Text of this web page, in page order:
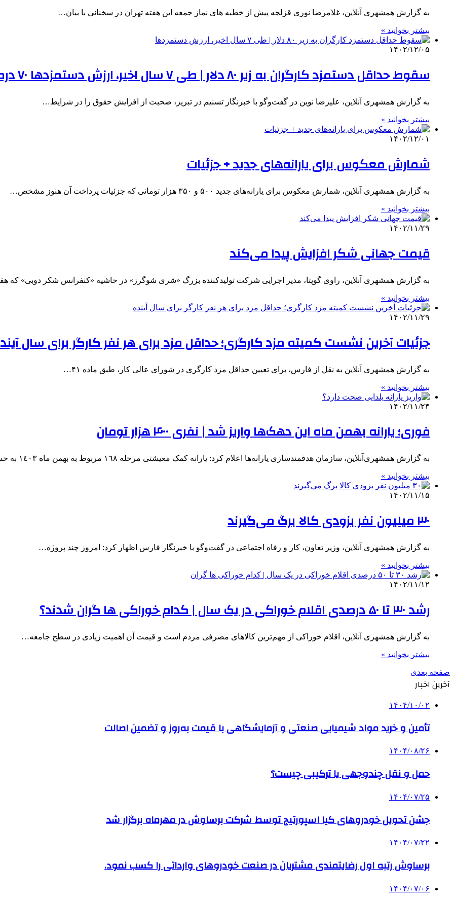
به گزارش همشهری آنلاین،‌ غلامرضا نوری قزلجه پیش از خطبه های نماز جمعه این هفته تهران در سخنانی با بیان…
بیشتر بخوانید »
۱۴۰۲/۱۲/۰۵
سقوط حداقل دستمزد کارگران به زیر ۸۰ دلار | طی ۷ سال اخیر، ارزش دستمزدها ۷۰ درصد کمتر شده است
به گزارش همشهری آنلاین، علیرضا نوین در گفت‌وگو با خبرنگار تسنیم در تبریز، صحبت از افزایش حقوق را در شرایط…
بیشتر بخوانید »
۱۴۰۲/۱۲/۰۱
شمارش معکوس برای یارانه‌های جدید + جزئیات
به گزارش همشهری آنلاین، شمارش معکوس برای یارانه‌های جدید ۵۰۰ و ۳۵۰ هزار تومانی که جزئیات پرداخت آن هنوز مشخص…
بیشتر بخوانید »
۱۴۰۲/۱۱/۲۹
قیمت جهانی شکر افزایش پیدا می‌کند
به گزارش همشهری آنلاین، راوی گوپتا، مدیر اجرایی شرکت تولیدکننده بزرگ «شری شوگرز» در حاشیه «کنفرانس شکر دوبی» که
بیشتر بخوانید »
۱۴۰۲/۱۱/۲۹
جزئیات آخرین نشست کمیته مزد کارگری؛ حداقل مزد برای هر نفر کارگر برای سال
به گزارش همشهری آنلاین به نقل از فارس، برای تعیین حداقل مزد کارگری در شورای عالی کار، ‌طبق ماده ۴۱…
بیشتر بخوانید »
۱۴۰۲/۱۱/۲۴
فوری؛ یارانه بهمن ماه این دهک‌ها واریز شد | نفری ۴۰۰ هزار تومان
به گزارش همشهری‌آنلاین، سازمان هدفمندسازی یارانه‌ها اعلام کرد: یارانه کمک معیشتی مرحله ١٦٨ مربوط به بهمن ماه ١٤٠٣ به حساب…
بیشتر بخوانید »
۱۴۰۲/۱۱/۱۵
۳۰ میلیون نفر بزودی کالا برگ می‌گیرند
به گزارش همشهری آنلاین، وزیر تعاون، کار و رفاه اجتماعی در گفت‌وگو با خبرنگار فارس اظهار کرد: امروز چند پروژه…
بیشتر بخوانید »
۱۴۰۲/۱۱/۱۲
رشد ۳۰ تا ۵۰ درصدی اقلام خوراکی در یک سال | کدام خوراکی‌ ها گران شدند؟
به گزارش همشهری آنلاین، اقلام خوراکی از مهم‌ترین کالاهای مصرفی مردم است و قیمت آن اهمیت زیادی در سطح جامعه…
بیشتر بخوانید »
صفحه بعدی
آخرین اخبار
۱۴۰۴/۱۰/۰۲
تأمین و خرید مواد شیمیایی صنعتی و آزمایشگاهی با قیمت به‌روز و تضمین اصالت
۱۴۰۴/۰۸/۲۶
حمل و نقل چندوجهی یا ترکیبی چیست؟
۱۴۰۴/۰۷/۲۵
جشن تحویل خودروهای کیا اسپورتیج توسط شرکت برساوش در مهرماه برگزار شد
۱۴۰۴/۰۷/۲۲
برساوش رتبه اول رضایتمندی مشتریان در صنعت خودروهای وارداتی را کسب نمود.
۱۴۰۴/۰۷/۰۶